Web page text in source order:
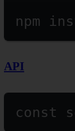
npm
API
const